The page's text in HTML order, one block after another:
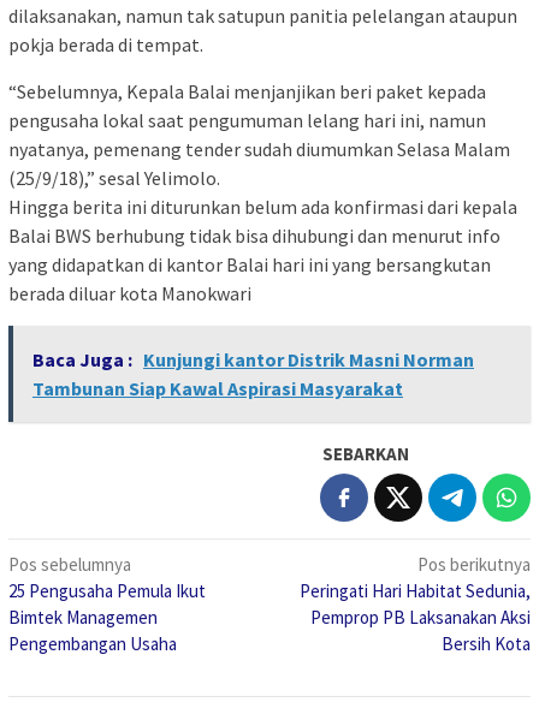
dilaksanakan, namun tak satupun panitia pelelangan ataupun
pokja berada di tempat.
“Sebelumnya, Kepala Balai menjanjikan beri paket kepada
pengusaha lokal saat pengumuman lelang hari ini, namun
nyatanya, pemenang tender sudah diumumkan Selasa Malam
(25/9/18),” sesal Yelimolo.
Hingga berita ini diturunkan belum ada konfirmasi dari kepala
Balai BWS berhubung tidak bisa dihubungi dan menurut info
yang didapatkan di kantor Balai hari ini yang bersangkutan
berada diluar kota Manokwari
Baca Juga : Kunjungi kantor Distrik Masni Norman
Tambunan Siap Kawal Aspirasi Masyarakat
SEBARKAN
Navigasi
pos
Pos sebelumnya
25 Pengusaha Pemula Ikut
Bimtek Managemen
Pengembangan Usaha
Pos berikutnya
Peringati Hari Habitat Sedunia,
Pemprop PB Laksanakan Aksi
Bersih Kota